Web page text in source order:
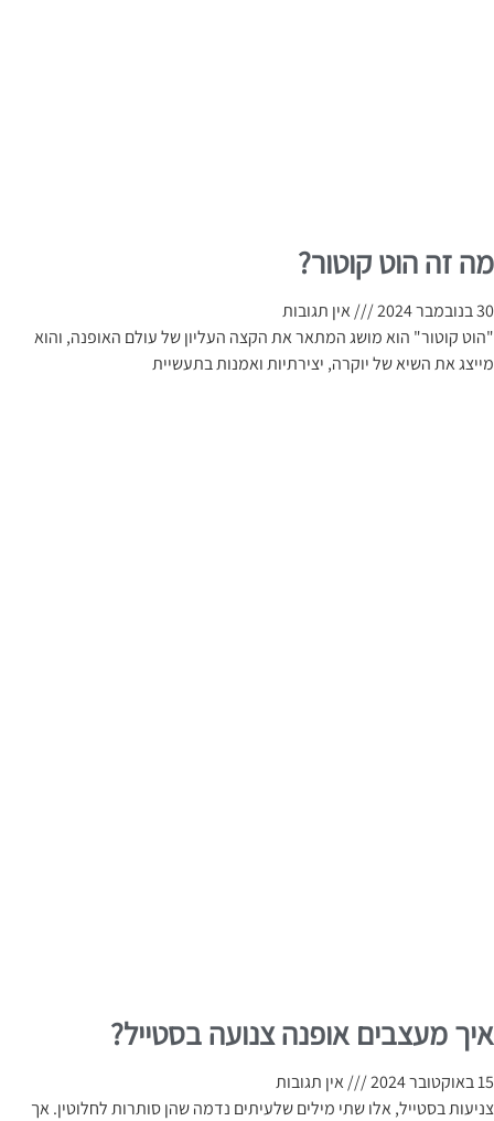
מה זה הוט קוטור?
30 בנובמבר 2024
אין תגובות
"הוט קוטור" הוא מושג המתאר את הקצה העליון של עולם האופנה, והוא
מייצג את השיא של יוקרה, יצירתיות ואמנות בתעשיית
איך מעצבים אופנה צנועה בסטייל?
15 באוקטובר 2024
אין תגובות
צניעות בסטייל, אלו שתי מילים שלעיתים נדמה שהן סותרות לחלוטין. אך